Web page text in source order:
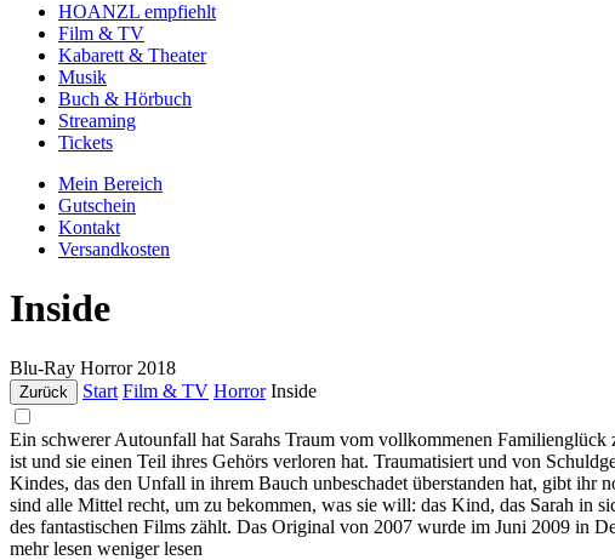
HOANZL empfiehlt
Film & TV
Kabarett & Theater
Musik
Buch & Hörbuch
Streaming
Tickets
Mein Bereich
Gutschein
Kontakt
Versandkosten
Inside
Blu-Ray Horror 2018
Zurück Start Film & TV Horror Inside
Ein schwerer Autounfall hat Sarahs Traum vom vollkommenen Familienglück
ist und sie einen Teil ihres Gehörs verloren hat. Traumatisiert und von
Kindes, das den Unfall in ihrem Bauch unbeschadet überstanden hat, gibt
sind alle Mittel recht, um zu bekommen, was sie will: das Kind, das Sarah in
des fantastischen Films zählt. Das Original von 2007 wurde im Juni 2009 in
mehr lesen weniger lesen